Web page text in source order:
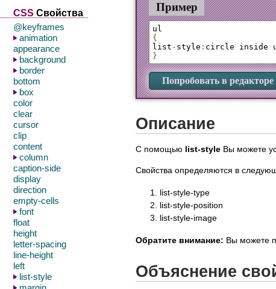
CSS Свойства
@keyframes
animation
appearance
background
border
bottom
box
color
clear
cursor
clip
content
column
caption-side
display
direction
empty-cells
font
float
height
letter-spacing
line-height
left
list-style
Пример
{
list - style : circle inside
}
Попробовать в редакторе
Описание
С помощью list-style Вы можете
Свойства определяются в
list-style-type
list-style-position
list-style-image
Обратите внимание: Вы можете
Объяснение